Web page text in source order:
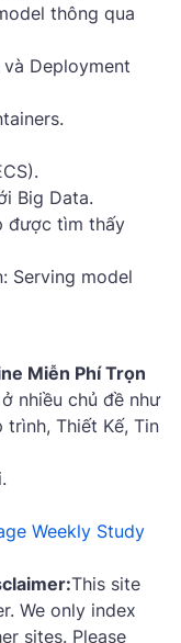
thông qua
Deployment
Big Data.
được tìm thấy
Serving model
Miễn Phí Trọn
nhiều chủ đề như
Thiết Kế, Tin
Weekly Study
This site
We only index
sites. Please